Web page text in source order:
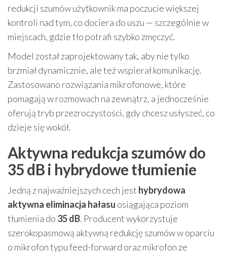
redukcji szumów użytkownik ma poczucie większej
kontroli nad tym, co dociera do uszu — szczególnie w
miejscach, gdzie tło potrafi szybko zmęczyć.
Model został zaprojektowany tak, aby nie tylko
brzmiał dynamicznie, ale też wspierał komunikację.
Zastosowano rozwiązania mikrofonowe, które
pomagają w rozmowach na zewnątrz, a jednocześnie
oferują tryb przezroczystości, gdy chcesz usłyszeć, co
dzieje się wokół.
Aktywna redukcja szumów do
35 dB i hybrydowe tłumienie
Jedną z najważniejszych cech jest hybrydowa
aktywna eliminacja hałasu osiągająca poziom
tłumienia do 35 dB. Producent wykorzystuje
szerokopasmową aktywną redukcję szumów w oparciu
o mikrofon typu feed-forward oraz mikrofon ze